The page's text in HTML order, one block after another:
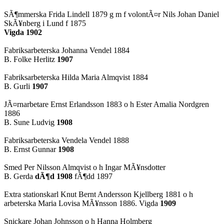
SÃ¶mmerska Frida Lindell 1879 g m f volontÃ¤r Nils Johan Daniel
SkÃ¥nberg i Lund f 1875
Vigda 1902
Fabriksarbeterska Johanna Vendel 1884
B. Folke Herlitz 1907
Fabriksarbeterska Hilda Maria Almqvist 1884
B. Gurli 1907
JÃ¤rnarbetare Ernst Erlandsson 1883 o h Ester Amalia Nordgren
1886
B. Sune Ludvig 1908
Fabriksarbeterska Vendela Vendel 1888
B. Ernst Gunnar 1908
Smed Per Nilsson Almqvist o h Ingar MÃ¥nsdotter
B. Gerda dÃ¶d 1908 fÃ¶dd 1897
Extra stationskarl Knut Bernt Andersson Kjellberg 1881 o h
arbeterska Maria Lovisa MÃ¥nsson 1886. Vigda 1909
Snickare Johan Johnsson o h Hanna Holmberg